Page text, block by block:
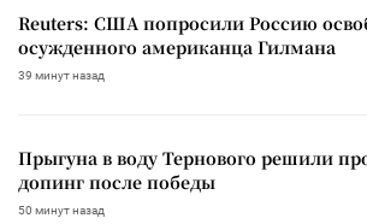
Reuters: США попросили Россию
осужденного американца Гилмана
39 минут назад
Прыгуна в воду Тернового решили
допинг после победы
50 минут назад